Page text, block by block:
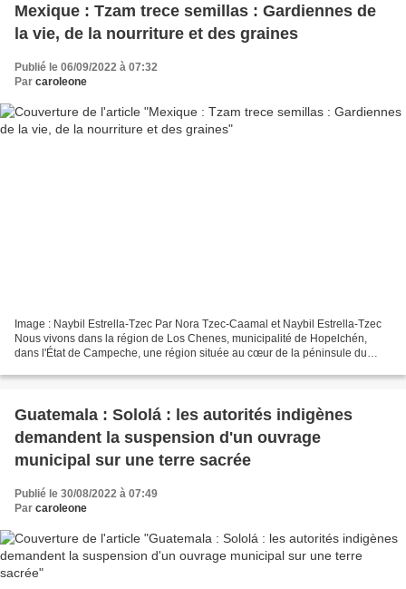
Mexique : Tzam trece semillas : Gardiennes de
la vie, de la nourriture et des graines
Publié le 06/09/2022 à 07:32
Par caroleone
Image : Naybil Estrella-Tzec Par Nora Tzec-Caamal et Naybil Estrella-Tzec
Nous vivons dans la région de Los Chenes, municipalité de Hopelchén,
dans l'État de Campeche, une région située au cœur de la péninsule du
Guatemala : Sololá : les autorités indigènes
demandent la suspension d'un ouvrage
municipal sur une terre sacrée
Publié le 30/08/2022 à 07:49
Par caroleone